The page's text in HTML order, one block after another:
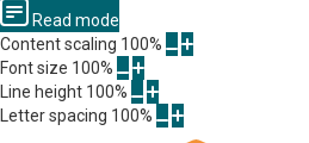
Read mode
Content scaling 100%
Font size 100%
Line height 100%
Letter spacing 100%